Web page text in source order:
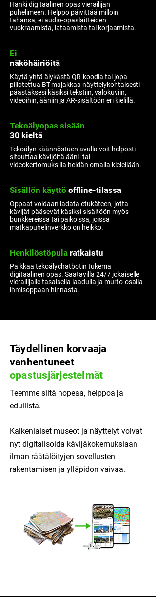
Hanki digitaalinen opas vierailijan
puhelimeen. Helppo päivittää milloin
tahansa, ei audio-opaslaitteiden
vuokraamista, lataamista tai korjaamista.
Ei
näköhäiriöitä
Käytä yhtä älykästä QR-koodia tai jopa
piilotettua BT-majakkaa näyttelykohtaisesti
päästäksesi käsiksi tekstiin, valokuviin,
videoihin, ääniin ja AR-sisältöön eri kielillä.
Tekoälyopas sisään
30 kieltä
Tekoälyn käännöstuen avulla voit helposti
sitouttaa kävijöitä ääni- tai
videokertomuksilla heidän omalla kielellään.
Sisällön käyttö offline-tilassa
Oppaat voidaan ladata etukäteen, jotta
kävijät pääsevät käsiksi sisältöön myös
bunkkereissa tai paikoissa, joissa
matkapuhelinverkko on heikko.
Henkilöstöpula ratkaistu
Palkkaa tekoälychatbotin tukema
digitaalinen opas. Saatavilla 24/7 jokaiselle
vierailijalle tasaisella laadulla ja murto-osalla
ihmisoppaan hinnasta.
Täydellinen korvaaja
vanhentuneet
opastusjärjestelmät
Teemme siitä nopeaa, helppoa ja
edullista.
Kaikenlaiset museot ja näyttelyt voivat
nyt digitalisoida kävijäkokemuksiaan
ilman räätälöityjen sovellusten
rakentamisen ja ylläpidon vaivaa.